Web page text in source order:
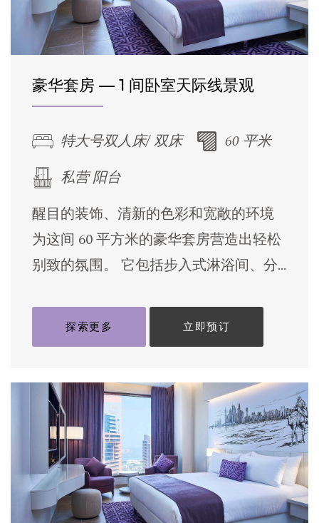
豪华套房 — 1 间卧室天际线景观
特大号双人床/ 双床
60 平米
私营 阳台
醒目的装饰、清新的色彩和宽敞的环境
为这间 60 平方米的豪华套房营造出轻松
别致的氛围。 它包括步入式淋浴间、分
探索更多 立即预订